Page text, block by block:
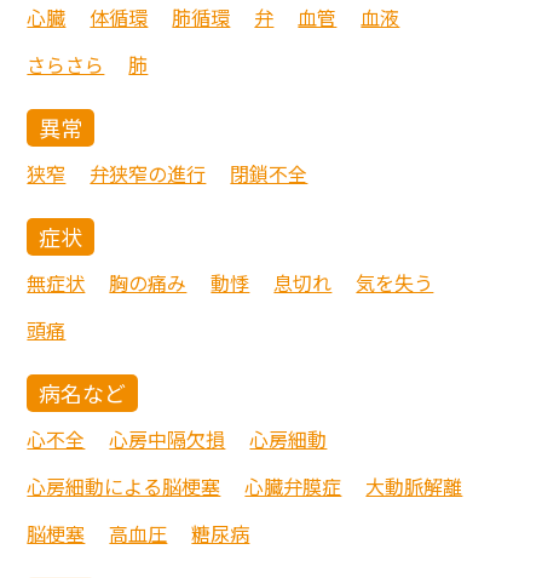
心臓 体循環 肺循環 弁 血管
血液
さらさら
肺
異常
狭窄 弁狭窄の進行 閉鎖不全
症状
無症状 胸の痛み 動悸 息切れ
気を失う
頭痛
病名など
心不全 心房中隔欠損
心房細動
心房細動による脳梗塞
心臓弁膜症
大動脈解離
脳梗塞
高血圧 糖尿病